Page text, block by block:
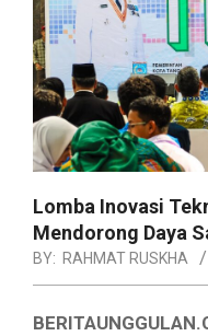
Lomba Inovasi
Mendorong Daya
BY: RAHMAT RUSKHA